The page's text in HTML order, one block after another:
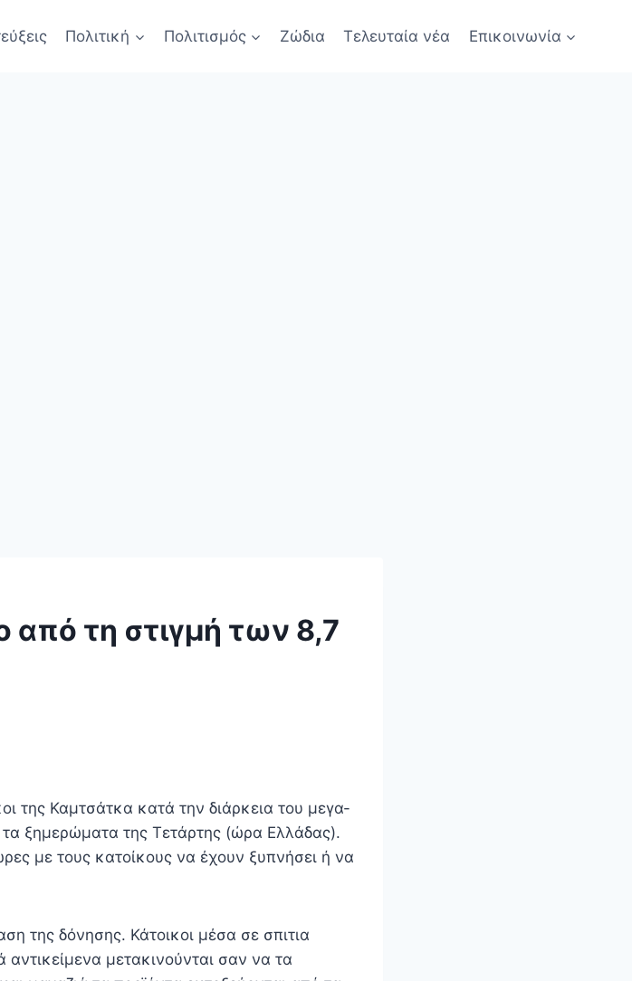
Πολιτική Πολιτισμός Ζώδια Τελευταία νέα Επικοινωνία
από τη στιγμή των 8,7
της Καμτσάτκα κατά την διάρκεια του μεγα-
ξημερώματα της Τετάρτης (ώρα Ελλάδας).
με τους κατοίκους να έχουν ξυπνήσει ή να
της δόνησης. Κάτοικοι μέσα σε σπιτια
μετακινούνται σαν να τα